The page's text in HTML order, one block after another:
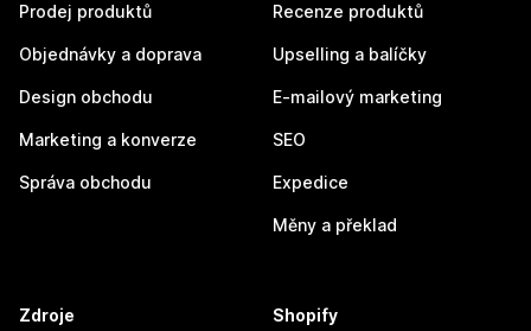
Prodej produktů
Objednávky a doprava
Design obchodu
Marketing a konverze
Správa obchodu
Recenze produktů
Upselling a balíčky
E-mailový marketing
SEO
Expedice
Měny a překlad
Zdroje Shopify